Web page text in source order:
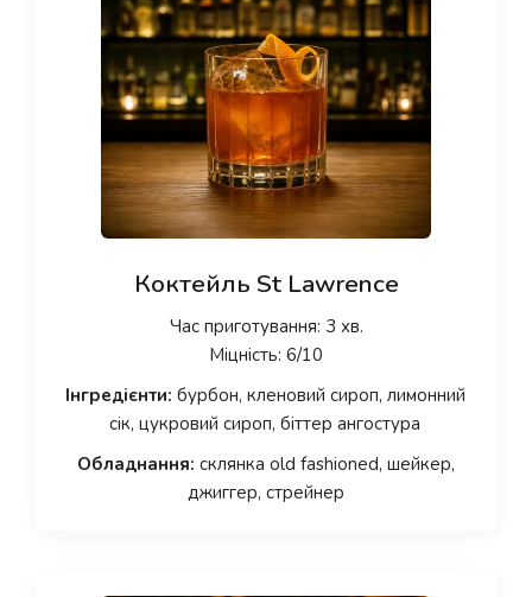
Коктейль St Lawrence
Час приготування: 3 хв.
Міцність: 6/10
Інгредієнти: бурбон, кленовий сироп, лимонний
сік, цукровий сироп, біттер ангостура
Обладнання: склянка old fashioned, шейкер,
джиггер, стрейнер